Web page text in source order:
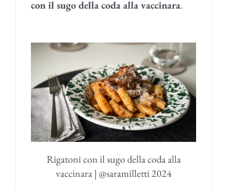
con il sugo della coda alla vaccinara.
Rigatoni con il sugo della coda alla
vaccinara | @saramilletti 2024